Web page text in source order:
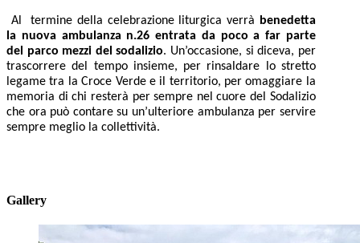
Al termine della celebrazione liturgica verrà benedetta
la nuova ambulanza n.26 entrata da poco a far parte
del parco mezzi del sodalizio. Un’occasione, si diceva, per
trascorrere del tempo insieme, per rinsaldare lo stretto
legame tra la Croce Verde e il territorio, per omaggiare la
memoria di chi resterà per sempre nel cuore del Sodalizio
che ora può contare su un’ulteriore ambulanza per servire
sempre meglio la collettività.
Gallery